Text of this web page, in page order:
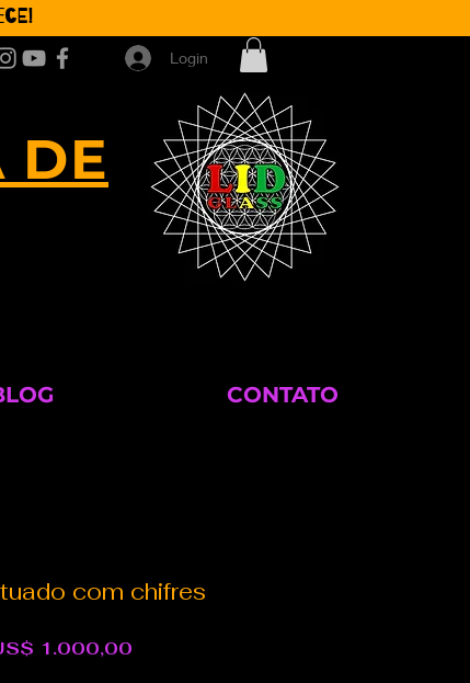
Login
DE
CONTATO
com chifres
1.000,00